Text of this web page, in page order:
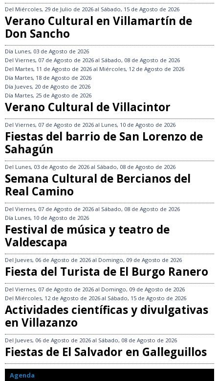
Del Miércoles, 29 de Julio de 2026 al Sábado, 15 de Agosto de 2026
Verano Cultural en Villamartín de
Don Sancho
Día Lunes, 03 de Agosto de 2026
Del Viernes, 07 de Agosto de 2026 al Sábado, 08 de Agosto de 2026
Del Martes, 11 de Agosto de 2026 al Miércoles, 12 de Agosto de 2026
Día Martes, 18 de Agosto de 2026
Día Jueves, 20 de Agosto de 2026
Día Martes, 25 de Agosto de 2026
Verano Cultural de Villacintor
Del Viernes, 07 de Agosto de 2026 al Lunes, 10 de Agosto de 2026
Fiestas del barrio de San Lorenzo de
Sahagún
Del Lunes, 03 de Agosto de 2026 al Sábado, 08 de Agosto de 2026
Semana Cultural de Bercianos del
Real Camino
Del Viernes, 07 de Agosto de 2026 al Sábado, 08 de Agosto de 2026
Día Lunes, 10 de Agosto de 2026
Festival de música y teatro de
Valdescapa
Del Jueves, 06 de Agosto de 2026 al Domingo, 09 de Agosto de 2026
Fiesta del Turista de El Burgo Ranero
Del Viernes, 07 de Agosto de 2026 al Domingo, 09 de Agosto de 2026
Del Miércoles, 12 de Agosto de 2026 al Sábado, 15 de Agosto de 2026
Actividades científicas y divulgativas
en Villazanzo
Del Jueves, 06 de Agosto de 2026 al Sábado, 08 de Agosto de 2026
Fiestas de El Salvador en Galleguillos
Agenda